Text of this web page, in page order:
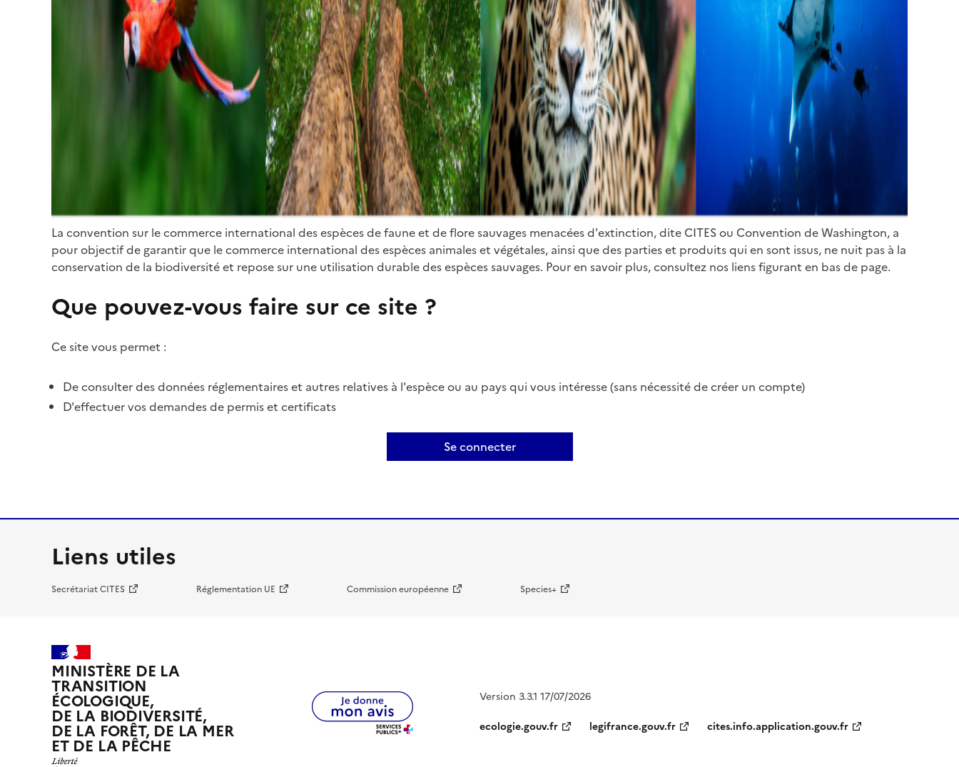
La convention sur le commerce international des espèces de faune et de flore sauvages menacées d'extinction, dite CITES ou Convention de Washington, a
pour objectif de garantir que le commerce international des espèces animales et végétales, ainsi que des parties et produits qui en sont issus, ne nuit pas à la
conservation de la biodiversité et repose sur une utilisation durable des espèces sauvages. Pour en savoir plus, consultez nos liens figurant en bas de page.
Que pouvez-vous faire sur ce site ?
Ce site vous permet :
De consulter des données réglementaires et autres relatives à l'espèce ou au pays qui vous intéresse (sans nécessité de créer un compte)
D'effectuer vos demandes de permis et certificats
Se connecter
Liens utiles
Secrétariat CITES Réglementation UE Commission européenne Species+
MINISTÈRE DE LA
TRANSITION
ÉCOLOGIQUE,
DE LA BIODIVERSITÉ,
DE LA FORÊT, DE LA MER
ET DE LA PÊCHE
Version 3.3.1 17/07/2026
ecologie.gouv.fr
legifrance.gouv.fr cites.info.application.gouv.fr